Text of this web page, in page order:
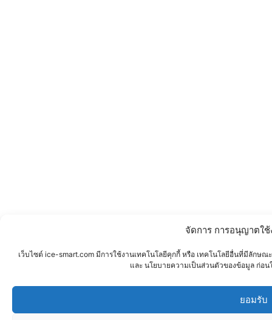
จัดการ การอนุญาตใ
เว็บไซต์ ice-smart.com มีการใช้งานเทคโนโลยีคุกกี้ หรือ เทคโนโลยีอื่นที่มีลักษ
และ นโยบายความเป็นส่วนตัวของข้อมูล ก่อ
ยอมรับ